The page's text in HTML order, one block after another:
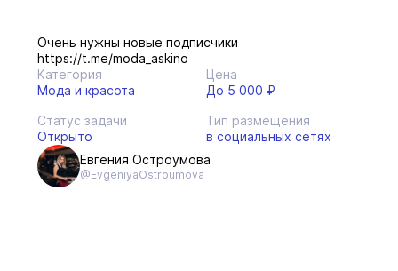
Очень нужны новые подписчики
https://t.me/moda_askino
Категория
Мода и красота
Цена
До 5 000 ₽
Статус задачи
Открыто
Тип размещения
в социальных сетях
Евгения Остроумова
@EvgeniyaOstroumova